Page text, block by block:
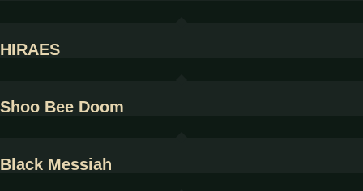
HIRAES
Shoo Bee Doom
Black Messiah